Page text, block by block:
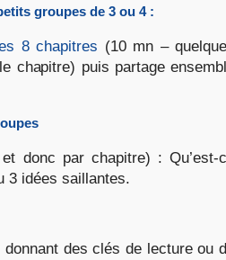
groupes de 3 ou 4 :
8 chapitres (10 mn –
chapitre) puis partage
donc par chapitre) : Qu’est-
3 idées saillantes.
donnant des clés de lecture ou